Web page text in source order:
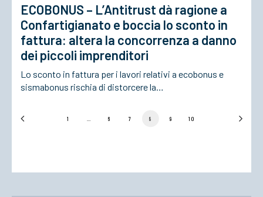
ECOBONUS – L’Antitrust dà ragione a
Confartigianato e boccia lo sconto in
fattura: altera la concorrenza a danno
dei piccoli imprenditori
Lo sconto in fattura per i lavori relativi a ecobonus e
sismabonus rischia di distorcere la…
1 6 7 8 9 10